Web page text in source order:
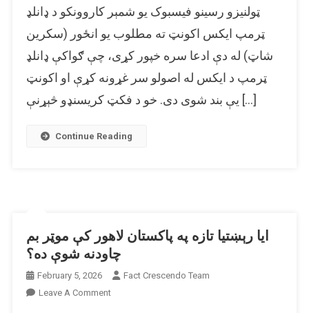
(ټویټر)
تازه
رېښتیا
هم
ډانلډ
ټرمپ
اکونټ
ټولنیزو رسینو فیسبوک یو شمېر کاروونکو د ډانلډ
ټرمپ ایکس اکونټ ته مطلوب یو انځور (سکرین
شاټ) له دې ادعا سره خپور کړی، چې ګواکې ډانلډ
ټرمپ د ایکس له اصولو سر غړونه کړې او اکونټ
یې بند شوی دی. خو د فکټ کریسنډو څېړنې […]
Continue Reading
ایا رېښتیا تازه په پاکستان لاهور کې موټر بم
چاودنه شوې ده؟
February 5, 2026
Fact Crescendo Team
Leave A CommentOn